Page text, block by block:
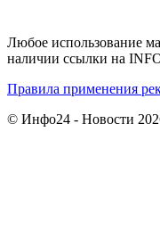
Любое использование
наличии ссылки на
Правила применения
© Инфо24 - Новости